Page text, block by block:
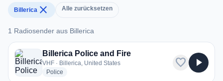
Billerica close Alle zurücksetzen
1 Radiosender aus Billerica
1 Radiosender aus Billerica
Billerica Police and Fire
VHF · Billerica, United States
Police
favorite play_arrow